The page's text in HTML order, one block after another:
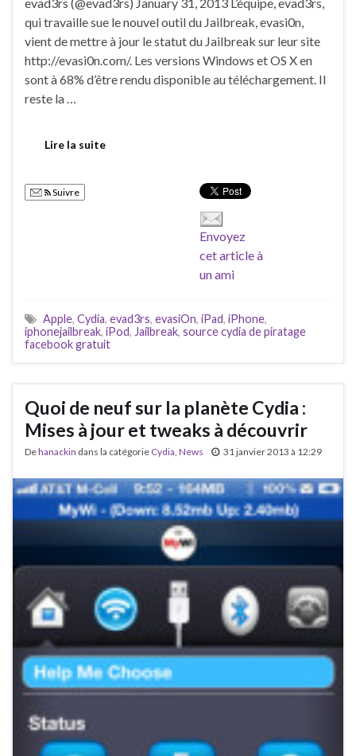
qui travaille sue le nouvel outil du Jailbreak, evasi0n,
vient de mettre à jour le statut du Jailbreak sur leur site
http://evasi0n.com/. Les versions Windows et OS X en
sont à 68% d’être rendu disponible au téléchargement. Il
reste la …
Lire la suite
Suivre
Envoyez
cet article à
un ami
Apple, Cydia, evad3rs, evasiOn, iPad, iPhone,
iphonejailbreak, iPod, Jailbreak, source cydia de piratage
facebook gratuit
Quoi de neuf sur la planète Cydia :
Mises à jour et tweaks à découvrir
Dehanackin dans la catégorie Cydia, News 31 janvier 2013 à 12:29